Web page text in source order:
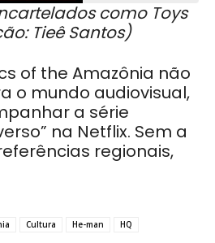
como Toys
Tieê Santos)
of the Amazônia não
o mundo audiovisual,
a série
na Netflix. Sem a
regionais,
Cultura He-man HQ